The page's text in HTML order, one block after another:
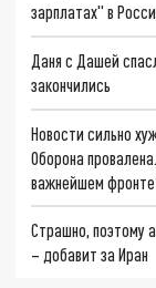
зарплатах" в
Даня с Дашей
закончились
Новости сильно
Оборона
важнейшем
Страшно, поэтому
– добавит за Иран